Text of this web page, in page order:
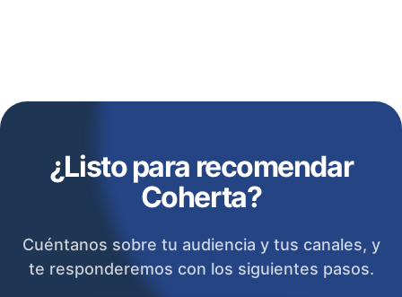
¿Listo para recomendar
Coherta?
Cuéntanos sobre tu audiencia y tus canales, y
te responderemos con los siguientes pasos.